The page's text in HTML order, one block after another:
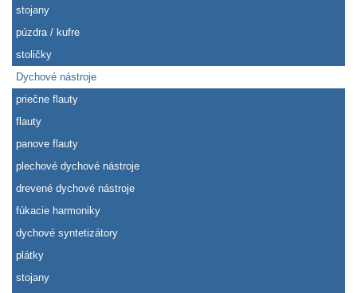
stojany
púzdra / kufre
stoličky
Dychové nástroje
priečne flauty
flauty
panove flauty
plechové dychové nástroje
drevené dychové nástroje
fúkacie harmoniky
dychové syntetizátory
plátky
stojany